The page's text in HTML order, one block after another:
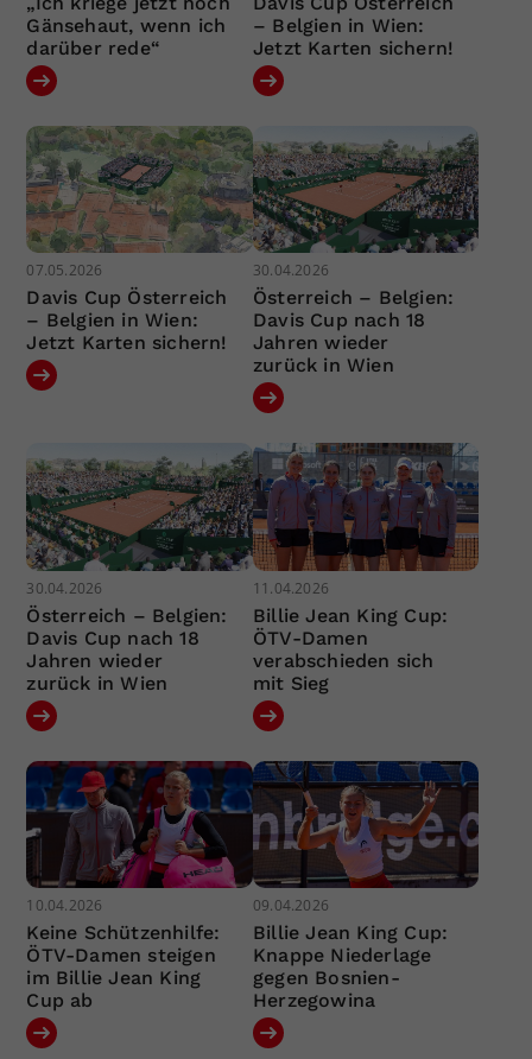
Gänsehaut, wenn ich
darüber rede“
– Belgien in Wien:
Jetzt Karten sichern!
07.05.2026
Davis Cup Österreich
– Belgien in Wien:
Jetzt Karten sichern!
30.04.2026
Österreich – Belgien:
Davis Cup nach 18
Jahren wieder
zurück in Wien
30.04.2026
Österreich – Belgien:
Davis Cup nach 18
Jahren wieder
zurück in Wien
11.04.2026
Billie Jean King Cup:
ÖTV-Damen
verabschieden sich
mit Sieg
10.04.2026
Keine Schützenhilfe:
ÖTV-Damen steigen
im Billie Jean King
Cup ab
09.04.2026
Billie Jean King Cup:
Knappe Niederlage
gegen Bosnien-
Herzegowina